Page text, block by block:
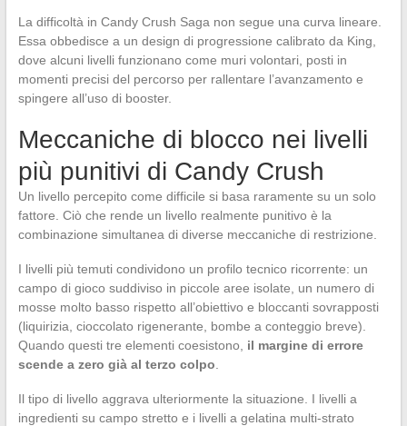
La difficoltà in Candy Crush Saga non segue una curva lineare.
Essa obbedisce a un design di progressione calibrato da King,
dove alcuni livelli funzionano come muri volontari, posti in
momenti precisi del percorso per rallentare l’avanzamento e
spingere all’uso di booster.
Meccaniche di blocco nei livelli
più punitivi di Candy Crush
Un livello percepito come difficile si basa raramente su un solo
fattore. Ciò che rende un livello realmente punitivo è la
combinazione simultanea di diverse meccaniche di restrizione.
I livelli più temuti condividono un profilo tecnico ricorrente: un
campo di gioco suddiviso in piccole aree isolate, un numero di
mosse molto basso rispetto all’obiettivo e bloccanti sovrapposti
(liquirizia, cioccolato rigenerante, bombe a conteggio breve).
Quando questi tre elementi coesistono, il margine di errore
scende a zero già al terzo colpo
Il tipo di livello aggrava ulteriormente la situazione. I livelli a
ingredienti su campo stretto e i livelli a gelatina multi-strato